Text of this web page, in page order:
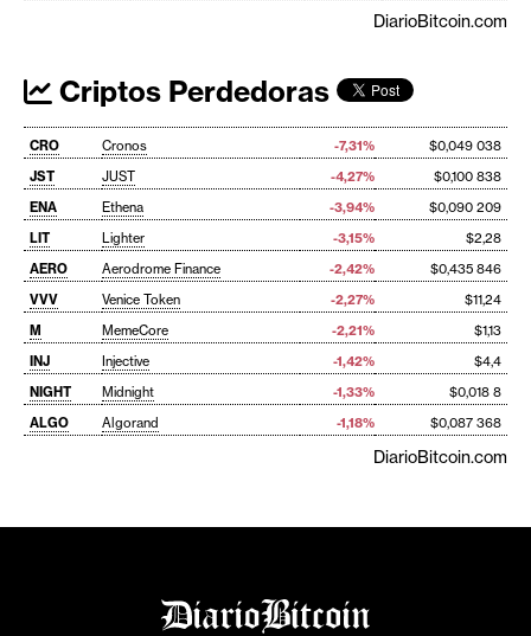
DiarioBitcoin.com
Criptos Perdedoras
CRO Cronos -7,31%
$0,049 038
JST
JUST -4,27%
$0,100 838
ENA
Ethena -3,94%
$0,090 209
LIT
Lighter -3,15%
$2,28
AERO
Aerodrome Finance -2,42%
$0,435 846
VVV
Venice Token -2,27%
$11,24
M
MemeCore -2,21%
$1,13
INJ
Injective -1,42%
$4,4
NIGHT
Midnight -1,33%
$0,018 8
ALGO
Algorand -1,18% $0,087 368
DiarioBitcoin.com